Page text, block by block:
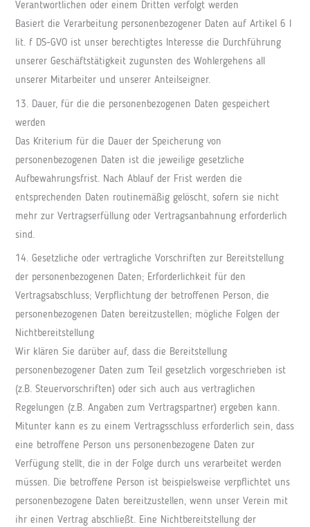
Verantwortlichen oder einem Dritten verfolgt werden
Basiert die Verarbeitung personenbezogener Daten auf Artikel 6 I
lit. f DS-GVO ist unser berechtigtes Interesse die Durchführung
unserer Geschäftstätigkeit zugunsten des Wohlergehens all
unserer Mitarbeiter und unserer Anteilseigner.
13. Dauer, für die die personenbezogenen Daten gespeichert
werden
Das Kriterium für die Dauer der Speicherung von
personenbezogenen Daten ist die jeweilige gesetzliche
Aufbewahrungsfrist. Nach Ablauf der Frist werden die
entsprechenden Daten routinemäßig gelöscht, sofern sie nicht
mehr zur Vertragserfüllung oder Vertragsanbahnung erforderlich
sind.
14. Gesetzliche oder vertragliche Vorschriften zur Bereitstellung
der personenbezogenen Daten; Erforderlichkeit für den
Vertragsabschluss; Verpflichtung der betroffenen Person, die
personenbezogenen Daten bereitzustellen; mögliche Folgen der
Nichtbereitstellung
Wir klären Sie darüber auf, dass die Bereitstellung
personenbezogener Daten zum Teil gesetzlich vorgeschrieben ist
(z.B. Steuervorschriften) oder sich auch aus vertraglichen
Regelungen (z.B. Angaben zum Vertragspartner) ergeben kann.
Mitunter kann es zu einem Vertragsschluss erforderlich sein, dass
eine betroffene Person uns personenbezogene Daten zur
Verfügung stellt, die in der Folge durch uns verarbeitet werden
müssen. Die betroffene Person ist beispielsweise verpflichtet uns
personenbezogene Daten bereitzustellen, wenn unser Verein mit
ihr einen Vertrag abschließt. Eine Nichtbereitstellung der